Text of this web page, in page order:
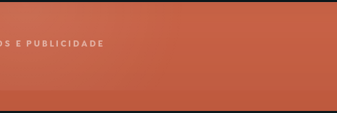
E PUBLICIDADE